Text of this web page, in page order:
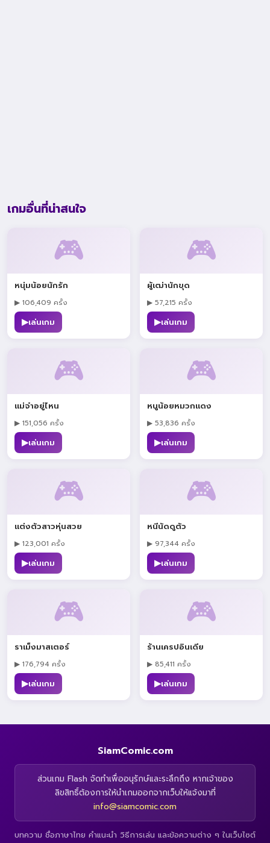
เกมอื่นที่น่าสนใจ
🎮
หนุ่มน้อยนักรัก
▶ 106,409 ครั้ง
▶เล่นเกม
🎮
ผู้เฒ่านักขุด
▶ 57,215 ครั้ง
▶เล่นเกม
🎮
แม่จ๋าอยู่ไหน
▶ 151,056 ครั้ง
▶เล่นเกม
🎮
หนูน้อยหมวกแดง
▶ 53,836 ครั้ง
▶เล่นเกม
🎮
แต่งตัวสาวหุ่นสวย
▶ 123,001 ครั้ง
▶เล่นเกม
🎮
หนีนัดดูตัว
▶ 97,344 ครั้ง
▶เล่นเกม
🎮
ราเม็งมาสเตอร์
▶ 176,794 ครั้ง
▶เล่นเกม
🎮
ร้านเครปอินเดีย
▶ 85,411 ครั้ง
▶เล่นเกม
SiamComic.com
ส่วนเกม Flash จัดทำเพื่ออนุรักษ์และระลึกถึง หากเจ้าของ
ลิขสิทธิ์ต้องการให้นำเกมออกจากเว็บให้แจ้งมาที่
info@siamcomic.com
บทความ ชื่อภาษาไทย คำแนะนำ วิธีการเล่น และข้อความต่าง ๆ ในเว็บไซต์